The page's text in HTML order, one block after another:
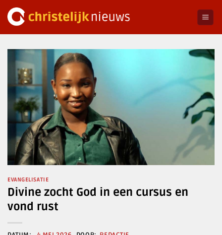
naar
EVANGELISATIE
Divine zocht God in een cursus en
vond rust